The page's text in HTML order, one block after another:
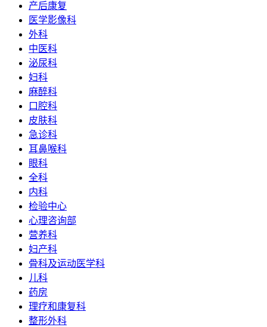
产后康复
医学影像科
外科
中医科
泌尿科
妇科
麻醉科
口腔科
皮肤科
急诊科
耳鼻喉科
眼科
全科
内科
检验中心
心理咨询部
营养科
妇产科
骨科及运动医学科
儿科
药房
理疗和康复科
整形外科